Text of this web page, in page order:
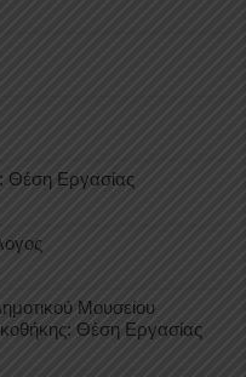
Θέση Εργασίας
Μουσείου
Θέση Εργασίας